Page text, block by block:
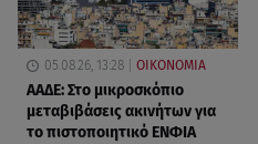
05.08.26, 13:28 ΟΙΚΟΝΟΜΙΑ
ΑΑΔΕ: Στο μικροσκόπιο
μεταβιβάσεις ακινήτων για
το πιστοποιητικό ΕΝΦΙΑ